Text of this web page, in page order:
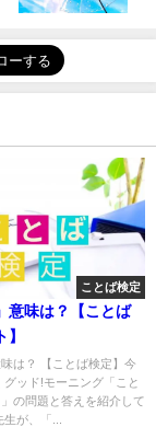
ことば検定
意味は？【ことば
味は？ 【ことば検定】今
グッド!モーニング「こと
の問題と答えを紹介して
が、「...